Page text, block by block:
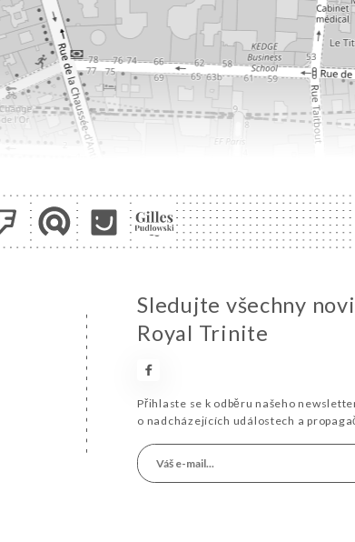
Sledujte všechny
Royal Trinite
Přihlaste se k odběru našeho
o nadcházejících událostech a